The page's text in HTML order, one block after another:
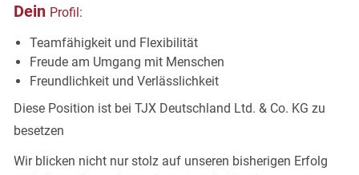
Dein Profil:
Teamfähigkeit und Flexibilität
Freude am Umgang mit Menschen
Freundlichkeit und Verlässlichkeit
Diese Position ist bei TJX Deutschland Ltd. & Co. KG zu
besetzen
Wir blicken nicht nur stolz auf unseren bisherigen Erfolg